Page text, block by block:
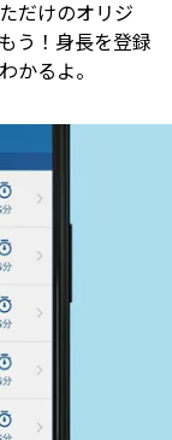
だけのオリジ
う！身長を登録
かるよ。